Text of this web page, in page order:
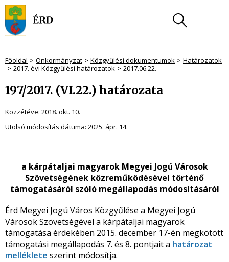
Főoldal Önkormányzat Közgyűlési dokumentumok
Határozatok
2017. évi Közgyűlési határozatok
2017.06.22.
197/2017. (VI.22.) határozata
Közzétéve: 2018. okt. 10.
Utolsó módosítás dátuma: 2025. ápr. 14.
a kárpátaljai magyarok Megyei Jogú Városok
Szövetségének közreműködésével történő
támogatásáról szóló megállapodás módosításáról
Érd Megyei Jogú Város Közgyűlése a Megyei Jogú
Városok Szövetségével a kárpátaljai magyarok
támogatása érdekében 2015. december 17-én megkötött
támogatási megállapodás 7. és 8. pontjait a határozat
melléklete szerint módosítja.